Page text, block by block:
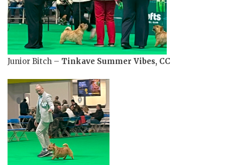
Junior Bitch – Tinkave Summer Vibes, CC